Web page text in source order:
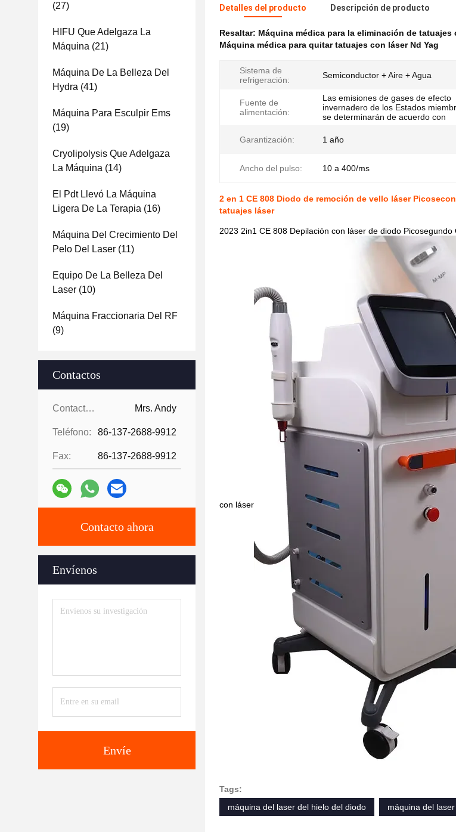
(27)
HIFU Que Adelgaza La
Máquina (21)
Máquina De La Belleza Del
Hydra (41)
Máquina Para Esculpir Ems
(19)
Cryolipolysis Que Adelgaza
La Máquina (14)
El Pdt Llevó La Máquina
Ligera De La Terapia (16)
Máquina Del Crecimiento Del
Pelo Del Laser (11)
Equipo De La Belleza Del
Laser (10)
Máquina Fraccionaria Del RF
(9)
Contactos
Contactos: Mrs. Andy
Teléfono: 86-137-2688-9912
Fax: 86-137-2688-9912
Contacto ahora
Envíenos
Envíe
Detalles del producto Descripción de producto
Resaltar: Máquina médica para la eliminación de tatuajes
Máquina médica para quitar tatuajes con láser Nd Yag
Sistema de
refrigeración:
Semiconductor + Aire + Agua
Fuente de
alimentación:
Las emisiones de gases de efecto
invernadero de los Estados
se determinarán de acuerdo con
Garantización: 1 año
Ancho del pulso: 10 a 400/ms
2 en 1 CE 808 Diodo de remoción de vello láser
tatuajes láser
2023 2in1 CE 808 Depilación con láser de diodo
con láser
Tags:
máquina del laser del hielo del diodo
máquina del